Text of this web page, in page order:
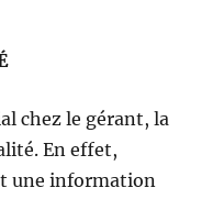
chez le gérant, la
En effet,
une information